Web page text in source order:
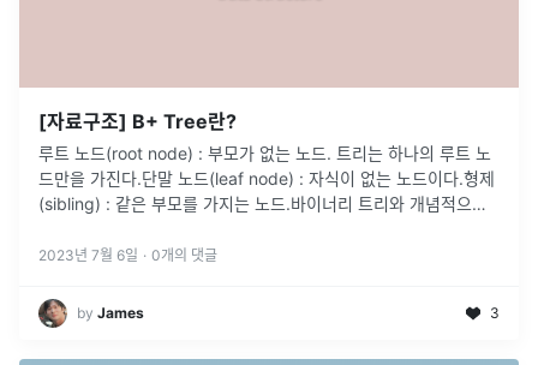
[자료구조] B+ Tree란?
루트 노드(root node) : 부모가 없는 노드. 트리는 하나의 루트 노
드만을 가진다.단말 노드(leaf node) : 자식이 없는 노드이다.형제
(sibling) : 같은 부모를 가지는 노드.바이너리 트리와 개념적으로
2023년 7월 6일 · 0개의 댓글
by James 3